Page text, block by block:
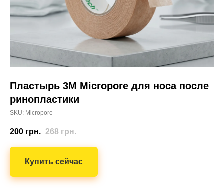
Пластырь 3M Micropore для носа после
ринопластики
SKU: Micropore
200 грн. 268 грн.
Купить сейчас